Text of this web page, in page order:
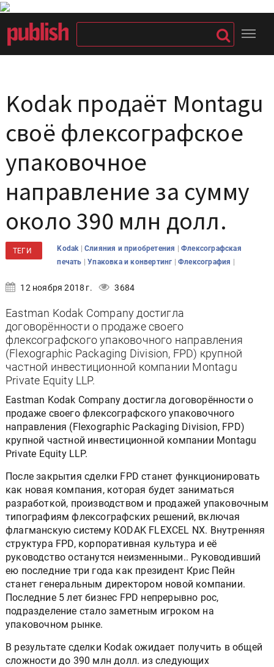
Kodak продаёт Montagu
своё флексографское
упаковочное
направление за сумму
около 390 млн долл.
ТЕГИ Kodak | Слияния и приобретения |Флексографская
печать |Упаковка и конвертинг |Флексография |
12 ноября 2018 г. 3684
Eastman Kodak Company достигла
договорённости о продаже своего
флексографского упаковочного направления
(Flexographic Packaging Division, FPD) крупной
частной инвестиционной компании Montagu
Private Equity LLP.
Eastman Kodak Company достигла договорённости о
продаже своего флексографского упаковочного
направления (Flexographic Packaging Division, FPD)
крупной частной инвестиционной компании Montagu
Private Equity LLP.
После закрытия сделки FPD станет функционировать
как новая компания, которая будет заниматься
разработкой, производством и продажей упаковочным
типографиям флексографских решений, включая
флагманскую систему KODAK FLEXCEL NX. Внутренняя
структура FPD, корпоративная культура и её
руководство останутся неизменными.. Руководивший
ею последние три года как президент Крис Пейн
станет генеральным директором новой компании.
Последние 5 лет бизнес FPD непрерывно рос,
подразделение стало заметным игроком на
упаковочном рынке.
В результате сделки Kodak ожидает получить в общей
сложности до 390 млн долл. из следующих